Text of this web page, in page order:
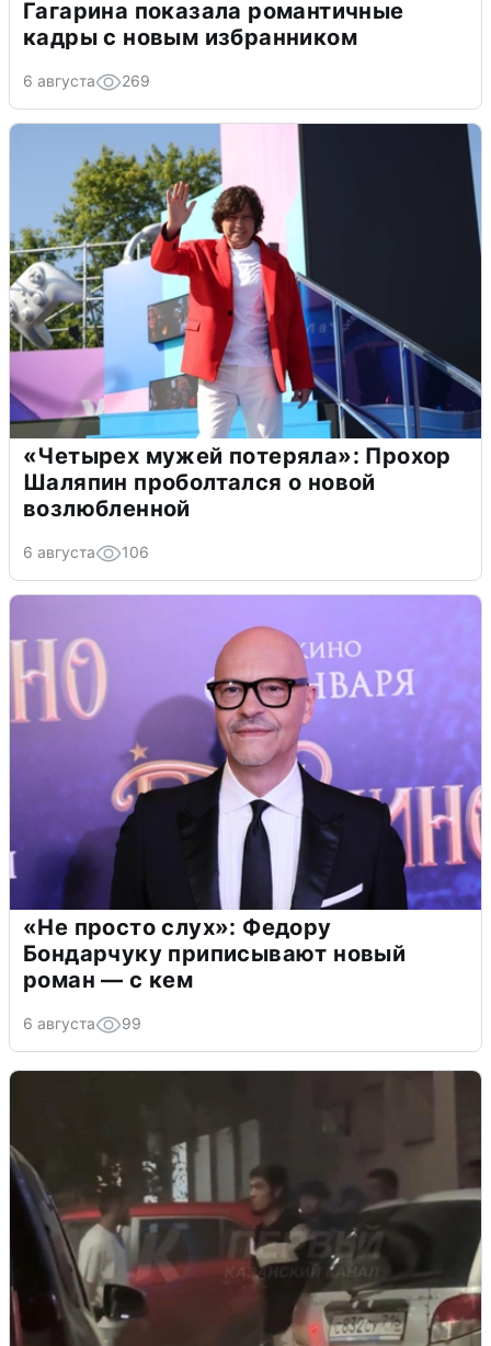
Гагарина показала романтичные
кадры с новым избранником
6 августа 269
«Четырех мужей потеряла»: Прохор
Шаляпин проболтался о новой
возлюбленной
6 августа 106
«Не просто слух»: Федору
Бондарчуку приписывают новый
роман — с кем
6 августа 99